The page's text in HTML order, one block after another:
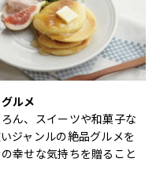
ルメ
ん、スイーツや和菓子な
ジャンルの絶品グルメを
幸せな気持ちを贈ること